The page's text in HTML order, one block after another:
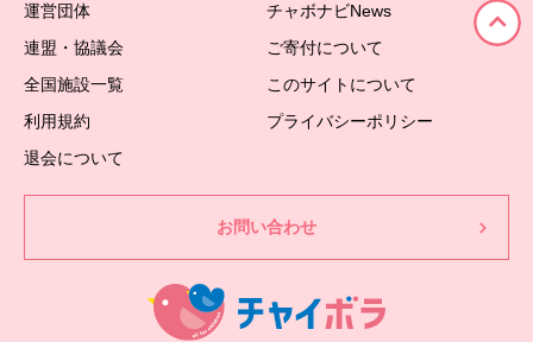
運営団体
チャボナビNews
連盟・協議会
ご寄付について
全国施設一覧
このサイトについて
利用規約
プライバシーポリシー
退会について
お問い合わせ